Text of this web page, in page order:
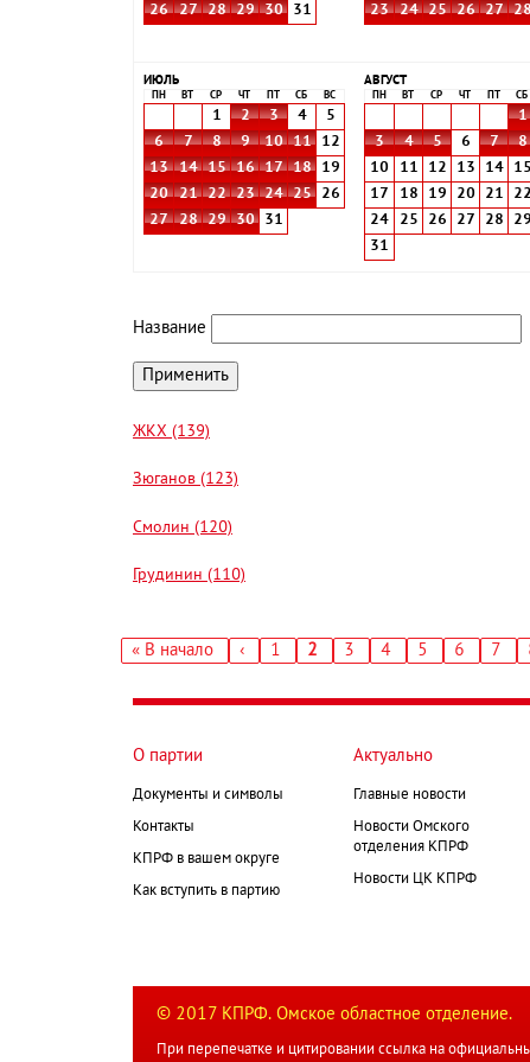
26
27 28 29 30 31
23
24 25 26 27
ИЮЛЬ
ПН ВТ СР ЧТ СБ ВС
1 2 3 4
5
6
7 8 9 10 11
12
13
14 15 16 17 18
19
20
21 22 23 24 25
26
27
28 29 30 31
АВГУСТ
ПН ВТ СР ЧТ СБ
1
3
4 5 6 7 8
10
11 12 13 14 15
17
18 19 20 21 22
24
25 26 27 28 29
31
Название
ЖКХ (139)
Зюганов (123)
Смолин (120)
Грудинин (110)
страниц
Первая
« В начало ←
‹ Страница
1
Текущая
2 Страница
3 Страница
4 Страница
5 Страница
6 7
О партии
Документы и символы
Контакты
КПРФ в вашем округе
Как вступить в партию
Актуально
Главные новости
Новости Омского
отделения КПРФ
Новости ЦК КПРФ
© 2017 КПРФ. Омское областное отделение.
При перепечатке и цитировании ссылка на